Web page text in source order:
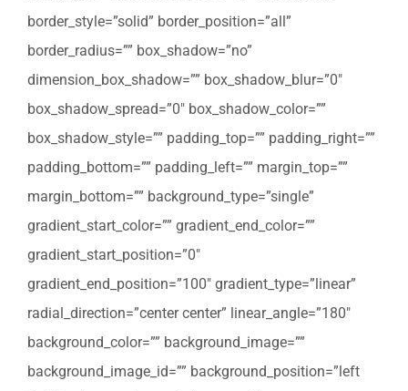
border_style=”solid” border_position=”all”
border_radius=”” box_shadow=”no”
dimension_box_shadow=”” box_shadow_blur=”0″
box_shadow_spread=”0″ box_shadow_color=””
box_shadow_style=”” padding_top=”” padding_right=””
padding_bottom=”” padding_left=”” margin_top=””
margin_bottom=”” background_type=”single”
gradient_start_color=”” gradient_end_color=””
gradient_start_position=”0″
gradient_end_position=”100″ gradient_type=”linear”
radial_direction=”center center” linear_angle=”180″
background_color=”” background_image=””
background_image_id=”” background_position=”left